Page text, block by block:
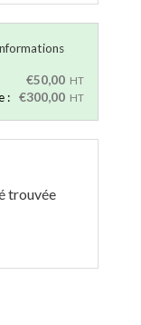
€50,00 HT
: €300,00 HT
trouvée